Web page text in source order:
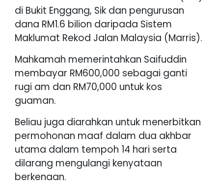
di Bukit Enggang, Sik dan pengurusan
dana RM1.6 bilion daripada Sistem
Maklumat Rekod Jalan Malaysia (Marris).
Mahkamah memerintahkan Saifuddin
membayar RM600,000 sebagai ganti
rugi am dan RM70,000 untuk kos
guaman.
Beliau juga diarahkan untuk menerbitkan
permohonan maaf dalam dua akhbar
utama dalam tempoh 14 hari serta
dilarang mengulangi kenyataan
berkenaan.